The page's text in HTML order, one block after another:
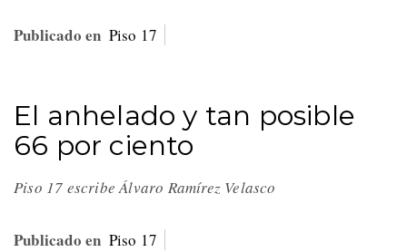
Publicado en Piso 17
El anhelado y tan posible
66 por ciento
Piso 17 escribe Álvaro Ramírez Velasco
Publicado en Piso 17